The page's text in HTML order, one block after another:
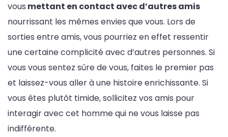
vous mettant en contact avec d’autres amis
nourrissant les mêmes envies que vous. Lors de
sorties entre amis, vous pourriez en effet ressentir
une certaine complicité avec d’autres personnes. Si
vous vous sentez sûre de vous, faites le premier pas
et laissez-vous aller à une histoire enrichissante. Si
vous êtes plutôt timide, sollicitez vos amis pour
interagir avec cet homme qui ne vous laisse pas
indifférente.